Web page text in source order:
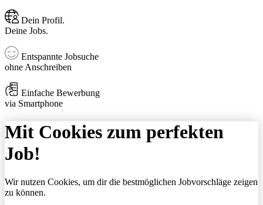
Dein Profil.
Deine Jobs.
Entspannte Jobsuche
ohne Anschreiben
Einfache Bewerbung
via Smartphone
Mit Cookies zum perfekten
Job!
Wir nutzen Cookies, um dir die bestmöglichen Jobvorschläge zeigen
zu können.